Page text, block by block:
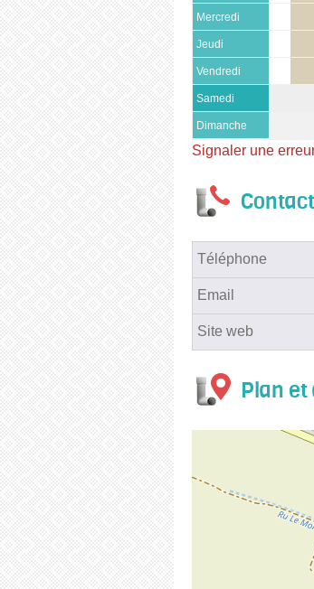
Mercredi
Jeudi
Vendredi
Samedi
Dimanche
Signaler une
Contact
Téléphone
Email
Site web
Plan